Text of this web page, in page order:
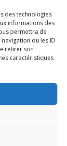
des technologies
informations des
permettra de
ou les ID
retirer son
caractéristiques